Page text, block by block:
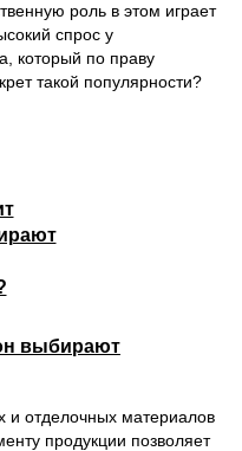
роль в этом играет
спрос у
который по праву
такой популярности?
выбирают
и отделочных материалов
продукции позволяет